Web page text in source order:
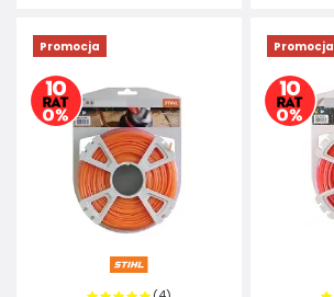
Promocja Promocja